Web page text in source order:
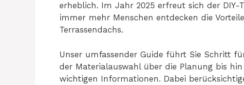
erheblich. Im Jahr 2025 erfreut sich der
immer mehr Menschen entdecken die
Terrassendachs.
Unser umfassender Guide führt Sie Schritt
der Materialauswahl über die Planung bis
wichtigen Informationen. Dabei